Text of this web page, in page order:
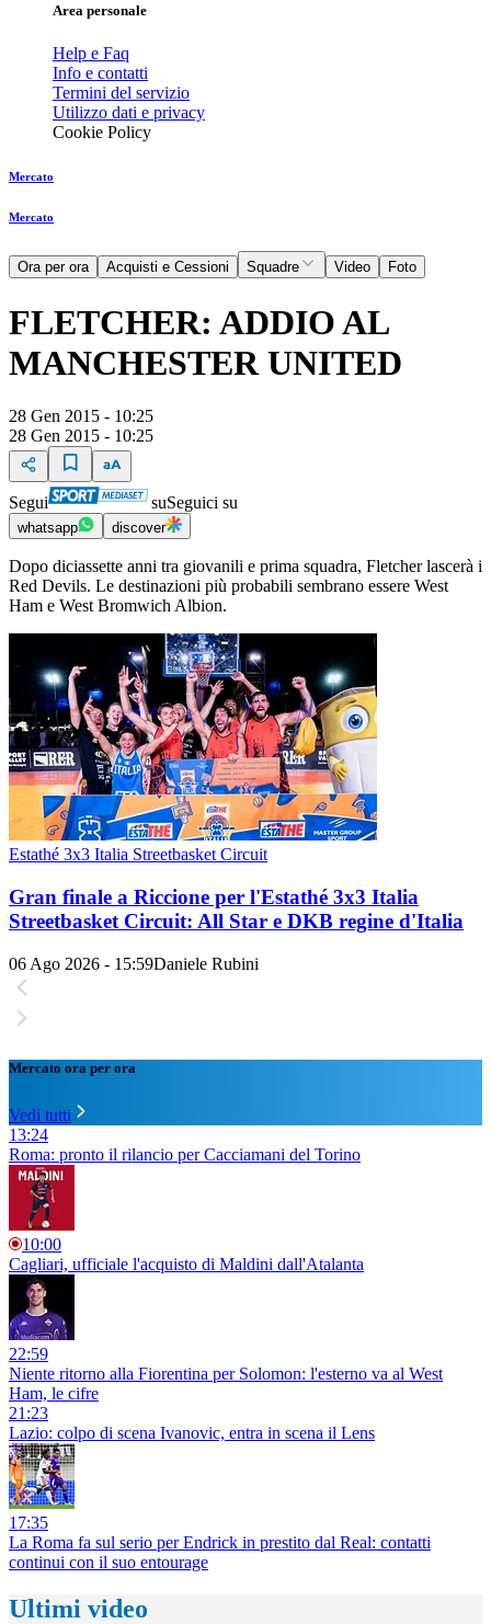
Area personale
Help e Faq
Info e contatti
Termini del servizio
Utilizzo dati e privacy
Cookie Policy
Mercato
Mercato
Ora per ora Acquisti e Cessioni Squadre Video Foto
FLETCHER: ADDIO AL
MANCHESTER UNITED
28 Gen 2015 - 10:25
28 Gen 2015 - 10:25
Segui suSeguici su
whatsapp discover
Dopo diciassette anni tra giovanili e prima squadra, Fletcher lascerà i
Red Devils. Le destinazioni più probabili sembrano essere West
Ham e West Bromwich Albion.
Estathé 3x3 Italia Streetbasket Circuit
Gran finale a Riccione per l'Estathé 3x3 Italia
Streetbasket Circuit: All Star e DKB regine d'Italia
06 Ago 2026 - 15:59Daniele Rubini
Mercato ora per ora
Vedi tutti
13:24
Roma: pronto il rilancio per Cacciamani del Torino
10:00
Cagliari, ufficiale l'acquisto di Maldini dall'Atalanta
22:59
Niente ritorno alla Fiorentina per Solomon: l'esterno va al West
Ham, le cifre
21:23
Lazio: colpo di scena Ivanovic, entra in scena il Lens
17:35
La Roma fa sul serio per Endrick in prestito dal Real: contatti
continui con il suo entourage
Ultimi video